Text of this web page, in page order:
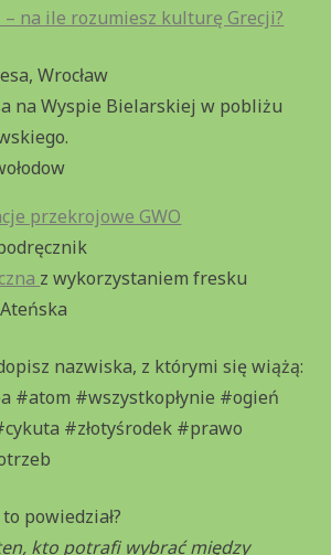
– na ile rozumiesz kulturę Grecji?
na Wyspie Bielarskiej w pobliżu
przekrojowe GWO
z wykorzystaniem fresku
nazwiska, z którymi się wiążą:
#atom #wszystkopłynie #ogień
#złotyśrodek #prawo
powiedział?
kto potrafi wybrać między